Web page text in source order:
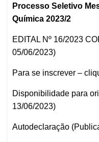
Processo Seletivo
Química 2023/2
EDITAL Nº 16/2023
05/06/2023)
Para se inscrever –
Disponibilidade para
13/06/2023)
Autodeclaração